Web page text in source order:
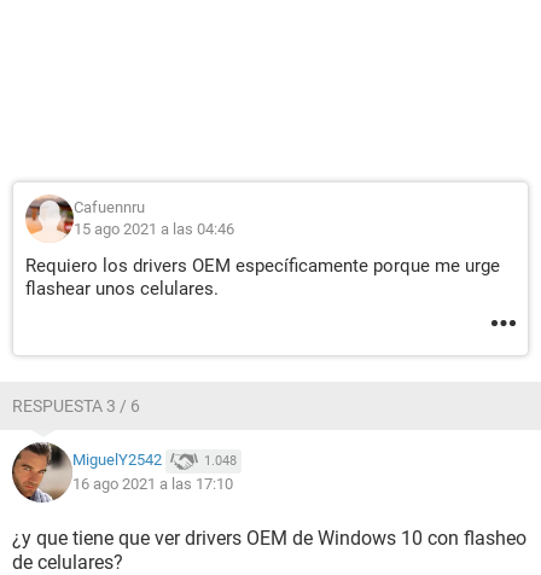
Cafuennru
15 ago 2021 a las 04:46
Requiero los drivers OEM específicamente porque me urge
flashear unos celulares.
RESPUESTA 3 / 6
MiguelY2542 1.048
16 ago 2021 a las 17:10
¿y que tiene que ver drivers OEM de Windows 10 con flasheo
de celulares?